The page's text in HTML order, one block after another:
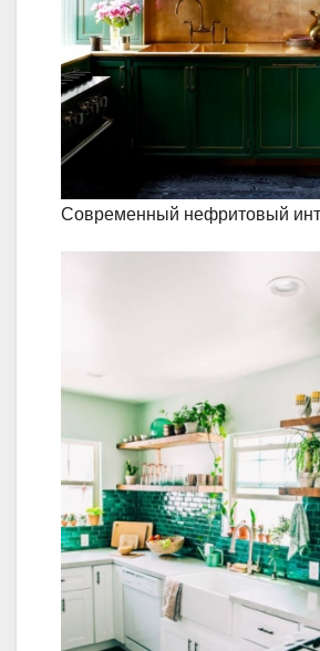
Современный нефритовый